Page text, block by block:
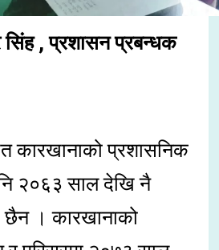
, प्रशासन प्रबन्धक
कारखानाको प्रशासनिक
२०६३ साल देखि नै
छैन । कारखानाको